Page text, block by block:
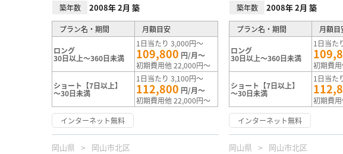
築年数 2008年 2月 築
プラン名・期間 月額目安
ロング
30日以上～360日未満
1日当たり 3,000円～
109,800 円/月～
初期費用他 22,000円～
ショート【7日以上】
～30日未満
1日当たり 3,100円～
112,800 円/月～
初期費用他 22,000円～
インターネット無料
岡山県 岡山市北区
築年数 2008年 2月 築
プラン名・期間 月額目
ロング
30日以上～360日未満
1日当た
初期費
ショート【7日以上】
～30日未満
1日当た
初期費
インターネット無料
岡山県 岡山市北区